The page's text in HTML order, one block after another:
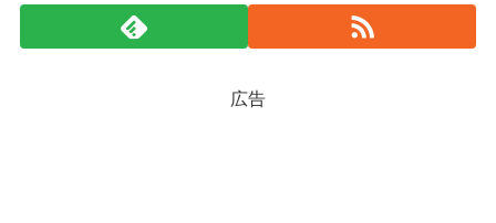
広告